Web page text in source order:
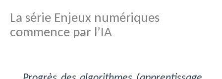
La série Enjeux numériques
commence par l’IA